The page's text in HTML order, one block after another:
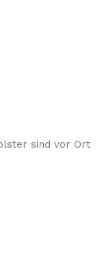
sind vor Ort